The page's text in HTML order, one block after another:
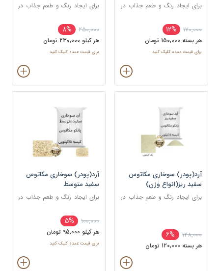
برای ایجاد رنگ و طعم جذاب در
ها، ناگت ها، مرغ، ماهی و میگو
استفاده می شود.
170,000
12%
هر بسته 150,000 تومان
برای قیمت عمده کلیک کنید
برای ایجاد رنگ و طعم جذاب در
ها، ناگت ها، مرغ، ماهی و میگو
استفاده می شود.
250,000
8%
هر کيلو 230,000 تومان
برای قیمت عمده کلیک کنید
آرد(پودر) سوخاری مکاتوس
سفید ریز(انواع وزن)
برای ایجاد رنگ و طعم جذاب در
128,000
6%
هر بسته 120,000 تومان
آرد(پودر) سوخاری مکاتوس
سفید متوسط
برای ایجاد رنگ و طعم جذاب در
ها، ناگت ها، مرغ، ماهی و میگو
استفاده می شود.
100,000
5%
هر کيلو 95,000 تومان
برای قیمت عمده کلیک کنید